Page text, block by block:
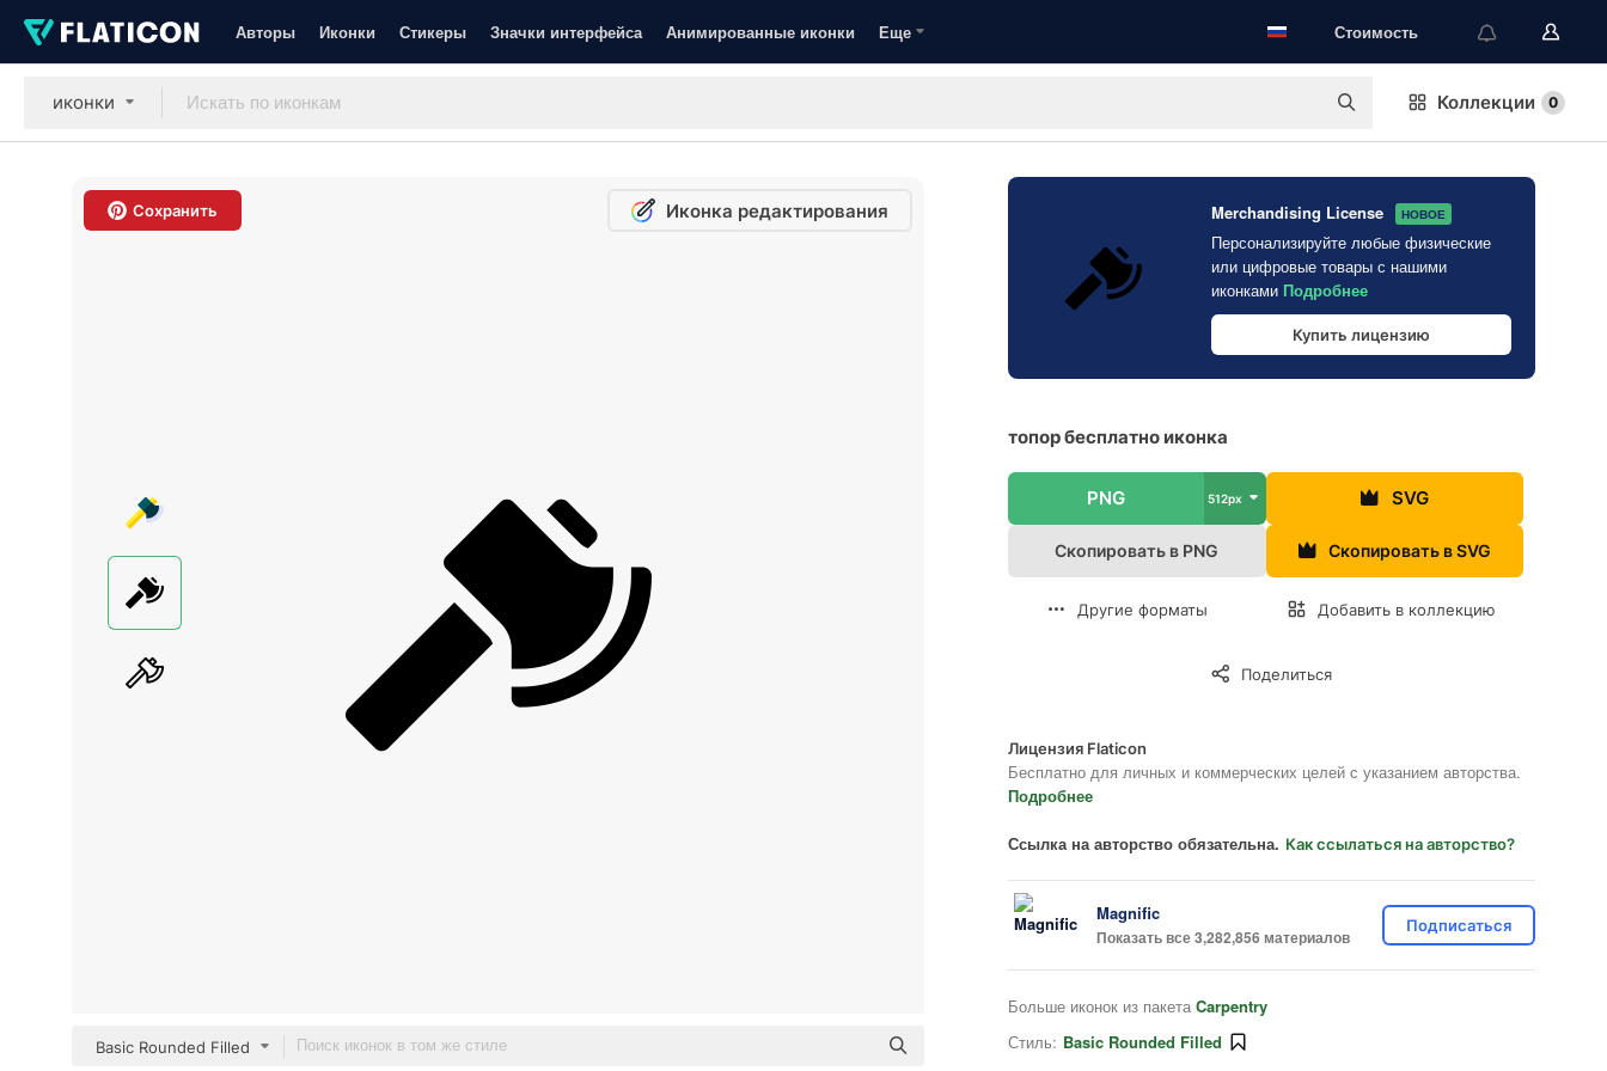
Авторы Иконки Стикеры Значки интерфейса Анимированные иконки Еще Стоимость
иконки Коллекции 0
Сохранить Иконка редактирования
Basic Rounded Filled
Merchandising License НОВОЕ
Персонализируйте любые физические
или цифровые товары с нашими
иконками Подробнее
Купить лицензию
топор бесплатно иконка
PNG 512px SVG
Скопировать в PNG Скопировать в SVG
Другие форматы Добавить в коллекцию
Поделиться
Лицензия Flaticon
Бесплатно для личных и коммерческих целей с указанием авторства.
Подробнее
Ссылка на авторство обязательна. Как ссылаться на авторство?
Magnific
Показать все 3,282,856 материалов
Подписаться
Больше иконок из пакета Carpentry
Стиль: Basic Rounded Filled